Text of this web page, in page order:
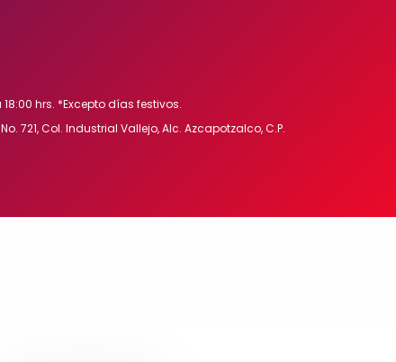
hrs. *Excepto días festivos.
721, Col. Industrial Vallejo, Alc. Azcapotzalco, C.P.